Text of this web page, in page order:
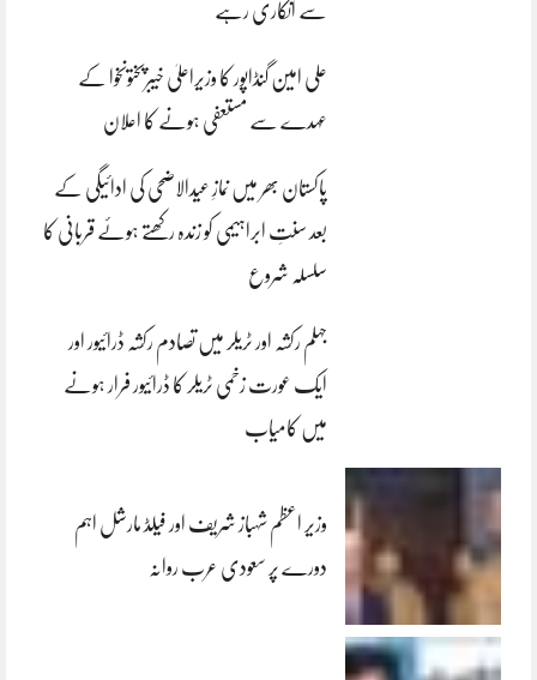
سے انکاری رہے
علی امین گنڈاپور کا وزیراعلیٰ خیبرپختونخوا کے
عہدے سے مستعفی ہونے کا اعلان
پاکستان بھر میں نمازِ عیدالاضحی کی ادائیگی کے
بعد سنتِ ابراہیمی کو زندہ رکھتے ہوئے قربانی کا
سلسلہ شروع
جہلم رکشہ اور ٹریلر میں تصادم رکشہ ڈرائیور اور
ایک عورت زخمی ٹریلر کا ڈرائیور فرار ہونے
میں کامیاب
وزیر اعظم شہباز شریف اور فیلڈ مارشل اہم
دورے پر سعودی عرب روانہ